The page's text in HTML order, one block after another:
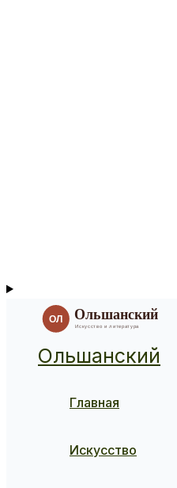
Ольшанский
Главная
Искусство